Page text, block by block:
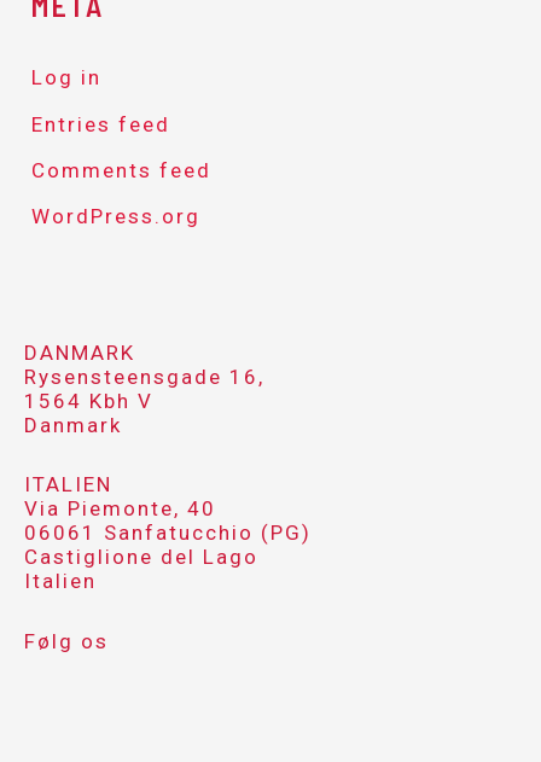
Log in
Entries feed
Comments feed
WordPress.org
DANMARK
Rysensteensgade 16,
1564 Kbh V
Danmark
ITALIEN
Via Piemonte, 40
06061 Sanfatucchio (PG)
Castiglione del Lago
Italien
Følg os